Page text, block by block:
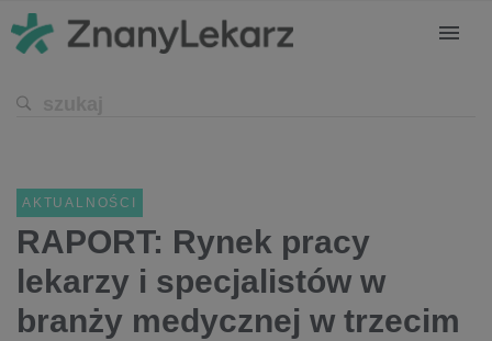
AKTUALNOŚCI
RAPORT: Rynek pracy
lekarzy i specjalistów w
branży medycznej w trzecim